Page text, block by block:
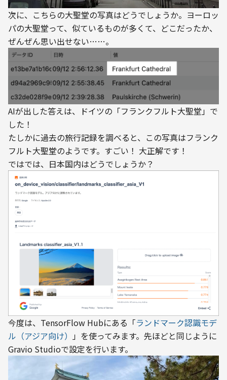
次に、こちらの大聖堂の写真はどうでしょうか。ヨーロッ
パの大聖堂って、似ているものが多くて、どこだったか、
ぜんぜん思い出せない……。
AIが出した答えは、ドイツの「フランクフルト大聖堂」で
した！
たしかに過去の旅行記録を調べると、この写真はフランク
フルト大聖堂のようです。すごい！ 大正解です！
ではでは、日本国内はどうでしょうか？
今度は、TensorFlow Hubにある「ランドマーク認識モデ
ル（アジア向け） 」を使ってみます。先ほどと同じように
Gravio Studioで設定を行います。